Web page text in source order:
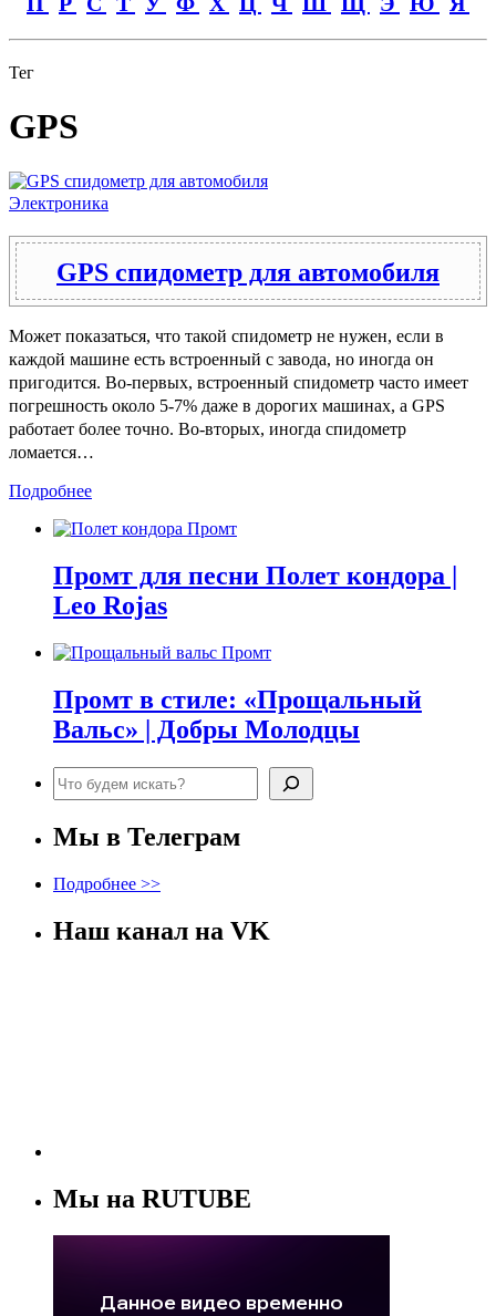
Тег
GPS
Электроника
GPS спидометр для автомобиля
Может показаться, что такой спидометр не нужен, если в
каждой машине есть встроенный с завода, но иногда он
пригодится. Во-первых, встроенный спидометр часто имеет
погрешность около 5-7% даже в дорогих машинах, а GPS
работает более точно. Во-вторых, иногда спидометр
ломается…
Подробнее
Промт для песни Полет кондора |
Leo Rojas
Промт в стиле: «Прощальный
Вальс» | Добры Молодцы
Поиск
Мы в Телеграм
Подробнее >>
Наш канал на VK
Мы на RUTUBE